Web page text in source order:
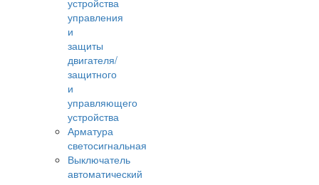
устройства
управления
и
защиты
двигателя/
защитного
и
управляющего
устройства
Арматура
светосигнальная
Выключатель
автоматический